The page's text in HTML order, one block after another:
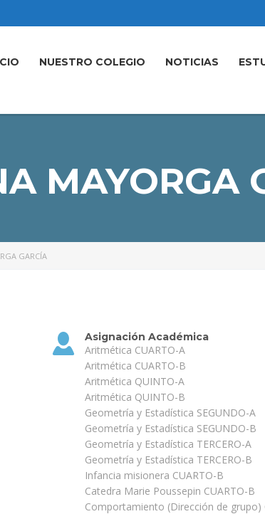
NUESTRO COLEGIO NOTICIAS
MAYORGA
GARCÍA
Asignación Académica
Aritmética CUARTO-A
Aritmética CUARTO-B
Aritmética QUINTO-A
Aritmética QUINTO-B
Geometría y Estadística SEGUNDO-A
Geometría y Estadística SEGUNDO-B
Geometría y Estadística TERCERO-A
Geometría y Estadística TERCERO-B
Infancia misionera CUARTO-B
Catedra Marie Poussepin CUARTO-B
Comportamiento (Dirección de grupo)